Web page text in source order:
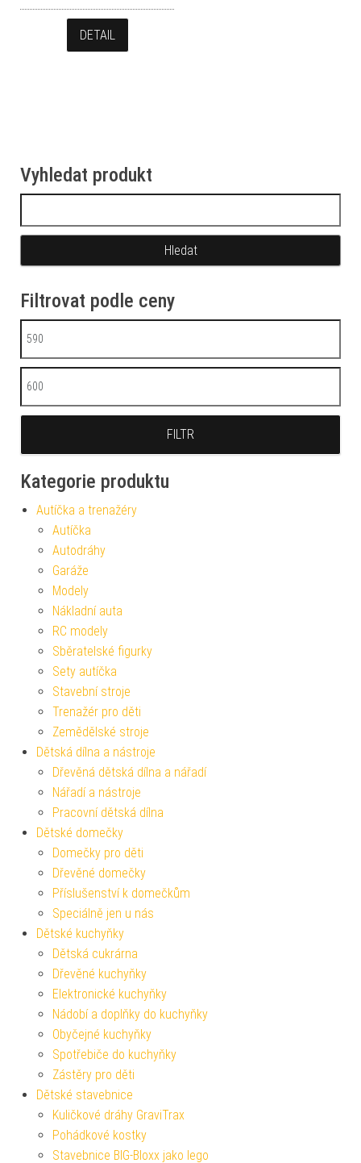
DETAIL
Vyhledat produkt
Filtrovat podle ceny
Minimální cena
Maximální cena
FILTR
Kategorie produktu
Autíčka a trenažéry
Autíčka
Autodráhy
Garáže
Modely
Nákladní auta
RC modely
Sběratelské figurky
Sety autíčka
Stavební stroje
Trenažér pro děti
Zemědělské stroje
Dětská dílna a nástroje
Dřevěná dětská dílna a nářadí
Nářadí a nástroje
Pracovní dětská dílna
Dětské domečky
Domečky pro děti
Dřevěné domečky
Příslušenství k domečkům
Speciálně jen u nás
Dětské kuchyňky
Dětská cukrárna
Dřevěné kuchyňky
Elektronické kuchyňky
Nádobí a doplňky do kuchyňky
Obyčejné kuchyňky
Spotřebiče do kuchyňky
Zástěry pro děti
Dětské stavebnice
Kuličkové dráhy GraviTrax
Pohádkové kostky
Stavebnice BIG-Bloxx jako lego